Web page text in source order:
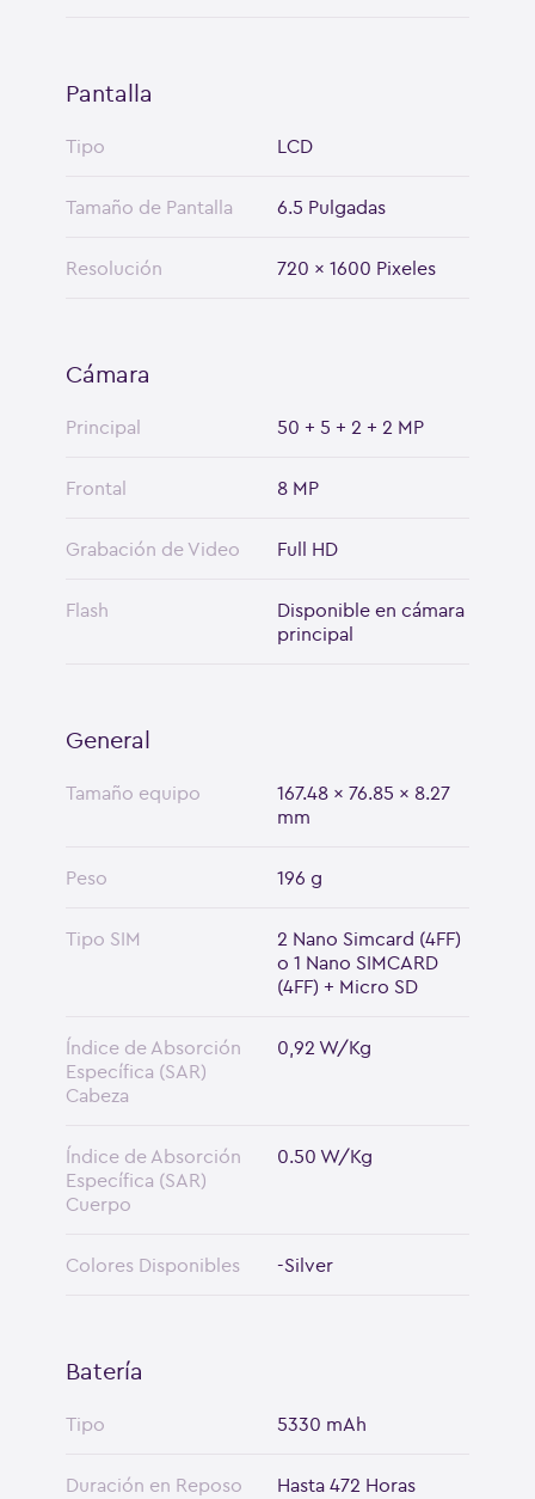
Pantalla
Tipo LCD
Tamaño de Pantalla 6.5 Pulgadas
Resolución 720 x 1600 Pixeles
Cámara
Principal 50 + 5 + 2 + 2 MP
Frontal 8 MP
Grabación de Video Full HD
Flash
Disponible en cámara
principal
General
Tamaño equipo
167.48 x 76.85 x 8.27
mm
Peso 196 g
Tipo SIM
2 Nano Simcard (4FF)
o 1 Nano SIMCARD
(4FF) + Micro SD
Índice de Absorción
Específica (SAR)
Cabeza
0,92 W/Kg
Índice de Absorción
Específica (SAR)
Cuerpo
0.50 W/Kg
Colores Disponibles -Silver
Batería
Tipo 5330 mAh
Duración en Reposo Hasta 472 Horas